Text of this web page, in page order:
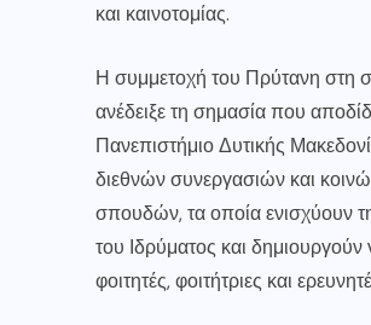
και καινοτομίας.
Η συμμετοχή του Πρύτανη στη
ανέδειξε τη σημασία που
Πανεπιστήμιο Δυτικής
διεθνών συνεργασιών και
σπουδών, τα οποία ενισχύουν
του Ιδρύματος και δημιουργούν
φοιτητές, φοιτήτριες και